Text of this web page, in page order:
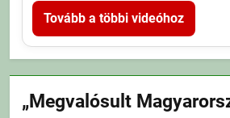
Tovább a többi videóhoz
„Megvalósult